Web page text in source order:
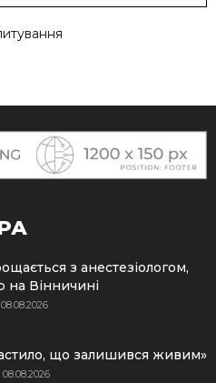
з анестезіологом,
на Вінничині
08.08.2026
що залишився живим»
08.08.2026